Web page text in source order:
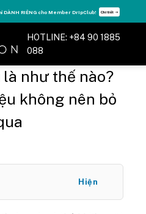
DÀNH RIÊNG cho Member DripClub! Chi tiết ➝
HOTLINE: +84 90 1885
088
là như thế nào?
không nên bỏ
Hiện